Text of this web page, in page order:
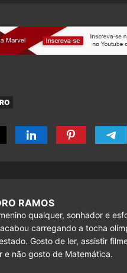
RAMOS
qualquer, sonhador e
carregando a tocha
Gosto de ler, assistir
e não gosto de Matemática.